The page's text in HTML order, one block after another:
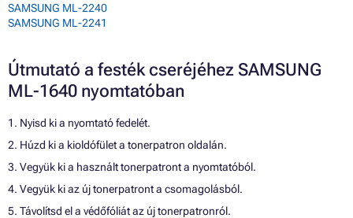
SAMSUNG ML-2240
SAMSUNG ML-2241
Útmutató a festék cseréjéhez SAMSUNG
ML-1640 nyomtatóban
1. Nyisd ki a nyomtató fedelét.
2. Húzd ki a kioldófület a tonerpatron oldalán.
3. Vegyük ki a használt tonerpatront a nyomtatóból.
4. Vegyük ki az új tonerpatront a csomagolásból.
5. Távolítsd el a védőfóliát az új tonerpatronról.